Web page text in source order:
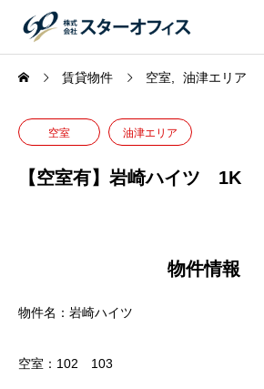
賃貸物件 空室 油津エリア
空室 油津エリア
【空室有】岩崎ハイツ 1K
物件情報
物件名：岩崎ハイツ
空室：102 103